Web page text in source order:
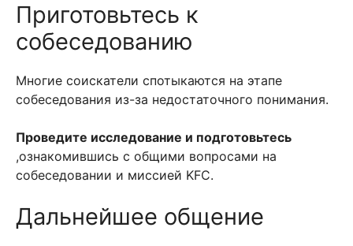
Приготовьтесь к
собеседованию
Многие соискатели спотыкаются на этапе
собеседования из-за недостаточного понимания.
Проведите исследование и подготовьтесь
,ознакомившись с общими вопросами на
собеседовании и миссией KFC.
Дальнейшее общение